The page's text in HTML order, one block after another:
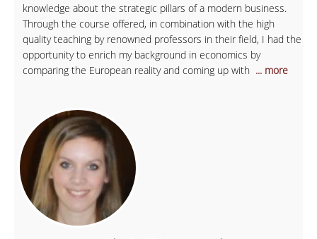
knowledge about the strategic pillars of a modern business.
Through the course offered, in combination with the high
quality teaching by renowned professors in their field, I had the
opportunity to enrich my background in economics by
comparing the European reality and coming up with ... more